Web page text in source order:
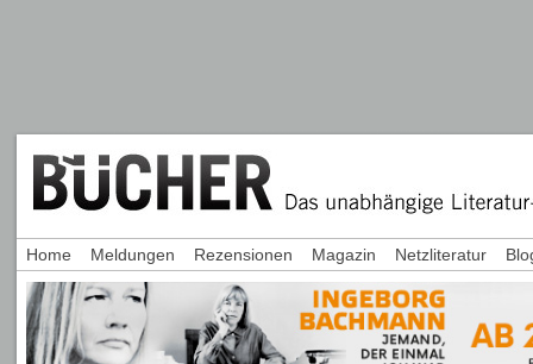
Home Meldungen Rezensionen Magazin Netzliteratur